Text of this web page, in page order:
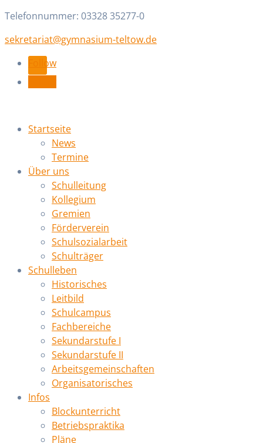
Telefonnummer: 03328 35277-0
ed.wotlet-muisanmyg@tairaterkes
Follow
Startseite
News
Termine
Über uns
Schulleitung
Kollegium
Gremien
Förderverein
Schulsozialarbeit
Schulträger
Schulleben
Historisches
Leitbild
Schulcampus
Fachbereiche
Sekundarstufe I
Sekundarstufe II
Arbeitsgemeinschaften
Organisatorisches
Infos
Blockunterricht
Betriebspraktika
Pläne